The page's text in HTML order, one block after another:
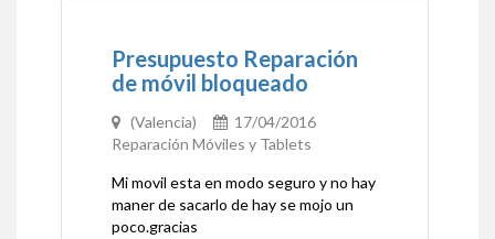
Presupuesto Reparación
de móvil bloqueado
(Valencia)
17/04/2016
Reparación Móviles y Tablets
Mi movil esta en modo seguro y no hay
maner de sacarlo de hay se mojo un
poco.gracias